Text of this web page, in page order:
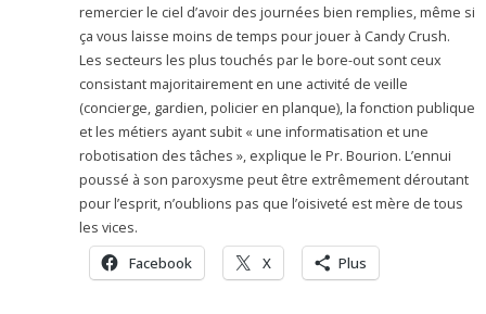
remercier le ciel d’avoir des journées bien remplies, même si
ça vous laisse moins de temps pour jouer à Candy Crush.
Les secteurs les plus touchés par le bore-out sont ceux
consistant majoritairement en une activité de veille
(concierge, gardien, policier en planque), la fonction publique
et les métiers ayant subit « une informatisation et une
robotisation des tâches », explique le Pr. Bourion. L’ennui
poussé à son paroxysme peut être extrêmement déroutant
pour l’esprit, n’oublions pas que l’oisiveté est mère de tous
les vices.
Facebook X Plus